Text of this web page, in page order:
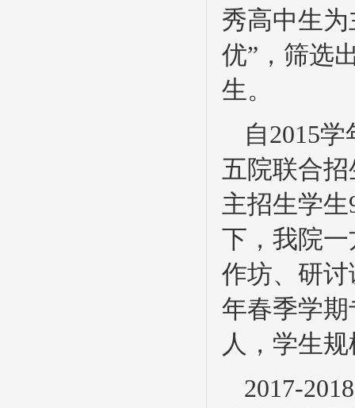
秀高中生
优”，筛选
生。
自2015
五院联合
主招生学
下，我院
作坊、研讨
年春季学
人，学生
2017-